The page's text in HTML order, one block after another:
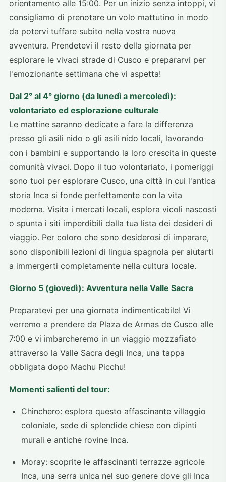
orientamento alle 15:00. Per un inizio senza intoppi, vi
consigliamo di prenotare un volo mattutino in modo
da potervi tuffare subito nella vostra nuova
avventura. Prendetevi il resto della giornata per
esplorare le vivaci strade di Cusco e prepararvi per
l'emozionante settimana che vi aspetta!
Dal 2° al 4° giorno (da lunedì a mercoledì):
volontariato ed esplorazione culturale
Le mattine saranno dedicate a fare la differenza
presso gli asili nido o gli asili nido locali, lavorando
con i bambini e supportando la loro crescita in queste
comunità vivaci. Dopo il tuo volontariato, i pomeriggi
sono tuoi per esplorare Cusco, una città in cui l'antica
storia Inca si fonde perfettamente con la vita
moderna. Visita i mercati locali, esplora vicoli nascosti
o spunta i siti imperdibili dalla tua lista dei desideri di
viaggio. Per coloro che sono desiderosi di imparare,
sono disponibili lezioni di lingua spagnola per aiutarti
a immergerti completamente nella cultura locale.
Giorno 5 (giovedì): Avventura nella Valle Sacra
Preparatevi per una giornata indimenticabile! Vi
verremo a prendere da Plaza de Armas de Cusco alle
7:00 e vi imbarcheremo in un viaggio mozzafiato
attraverso la Valle Sacra degli Inca, una tappa
obbligata dopo Machu Picchu!
Momenti salienti del tour:
Chinchero: esplora questo affascinante villaggio
coloniale, sede di splendide chiese con dipinti
murali e antiche rovine Inca.
Moray: scoprite le affascinanti terrazze agricole
Inca, una serra unica nel suo genere dove gli Inca